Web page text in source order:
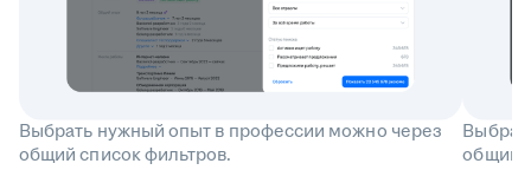
Выбрать нужный опыт в профессии можно через
общий список фильтров.
общий